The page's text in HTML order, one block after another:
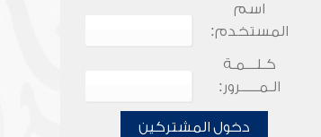
اسم
المستخدم:
كـلـــمـة
الـمـــــرور:
دخول المشتركين